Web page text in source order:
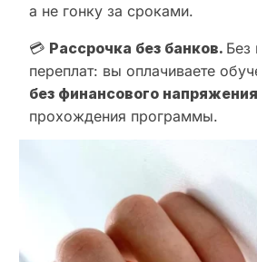
а не гонку за сроками.
💳 Рассрочка без банков. Без
переплат: вы оплачиваете
без финансового напряжения
прохождения программы.